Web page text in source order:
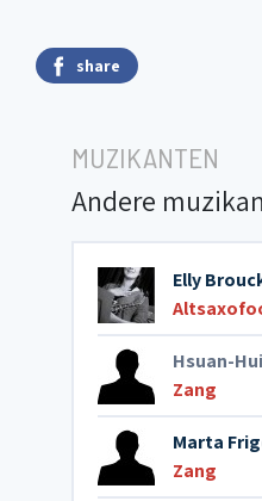
share
MUZIKANTEN
Andere
Elly
Hsuan-
Zang
Marta
Zang